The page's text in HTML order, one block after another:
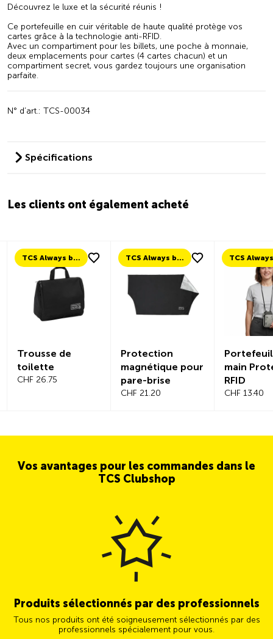
Découvrez le luxe et la sécurité réunis !
Ce portefeuille en cuir véritable de haute qualité protège vos
cartes grâce à la technologie anti-RFID.
Avec un compartiment pour les billets, une poche à monnaie,
deux emplacements pour cartes (4 cartes chacun) et un
compartiment secret, vous gardez toujours une organisation
parfaite.
N° d’art.: TCS-00034
Spécifications
Les clients ont également acheté
TCS Always by my side
Trousse de
toilette
CHF 26.75
TCS Always by my side
Protection
magnétique pour
pare-brise
CHF 21.20
main
RFID
CHF 13.40
Vos avantages pour les commandes dans le
TCS Clubshop
Produits sélectionnés par des professionnels
Tous nos produits ont été soigneusement sélectionnés par des
professionnels spécialement pour vous.